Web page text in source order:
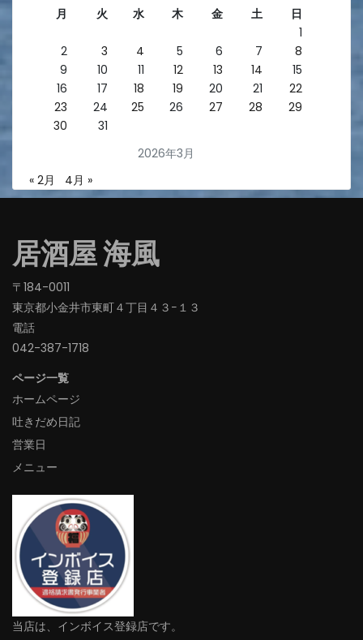
2026年3月
月 火 水 木 金 土
日
1
2
3 4 5 6 7
8
9
10 11 12 13 14
15
16
17 18 19 20 21
22
23
24 25 26 27 28
29
30
31
« 2月 4月 »
居酒屋 海風
〒184-0011
東京都小金井市東町４丁目４３−１３
電話
042-387-1718‬
ページ一覧
ホームページ
吐きだめ日記
営業日
メニュー
当店は、インボイス登録店です。